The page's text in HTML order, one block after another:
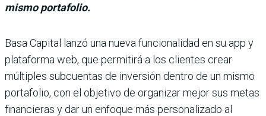
mismo portafolio.
Basa Capital lanzó una nueva funcionalidad en su app y
plata­forma web, que permitirá a los clientes crear
múltiples subcuentas de inversión den­tro de un mismo
portafolio, con el objetivo de organizar mejor sus metas
financieras y dar un enfoque más perso­nalizado al